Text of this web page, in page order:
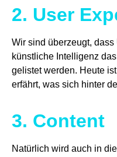
2. User
Wir sind überzeugt,
künstliche Intelligenz
gelistet werden. Heute
erfährt, was sich hinter
3. Content
Natürlich wird auch in